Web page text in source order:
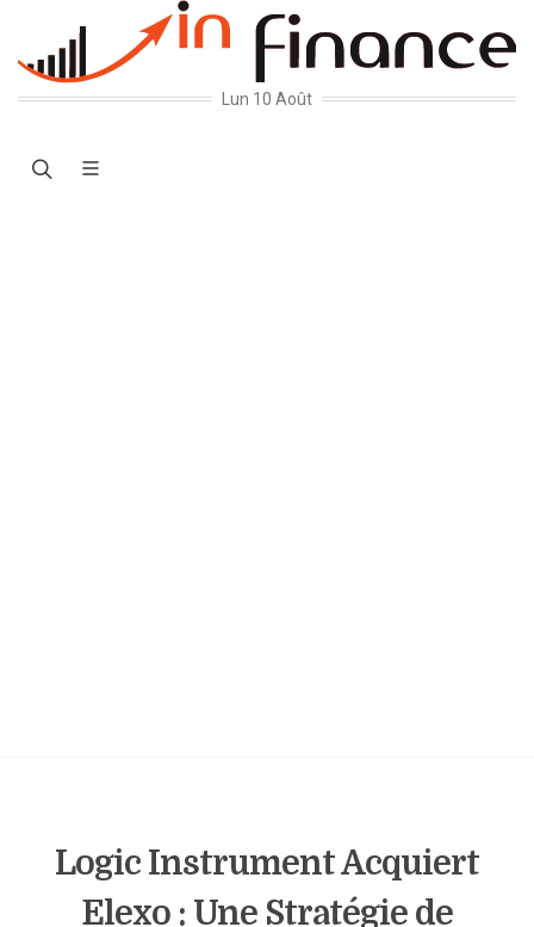
Lun 10 Août
Logic Instrument Acquiert
Elexo : Une Stratégie de